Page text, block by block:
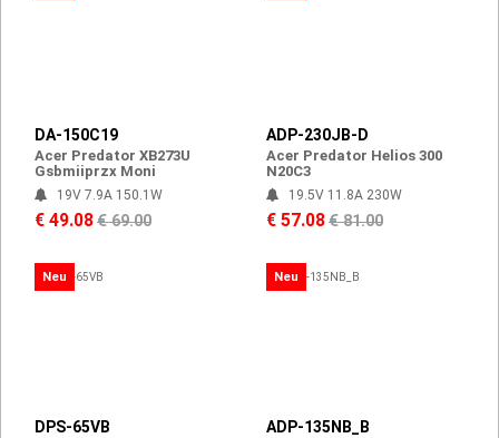
DA-150C19
Acer Predator XB273U
Gsbmiiprzx Moni
19V 7.9A 150.1W
€ 49.08€ 69.00
ADP-230JB-D
Acer Predator Helios 300
N20C3
19.5V 11.8A 230W
€ 57.08€ 81.00
Neu
DPS-65VB
Neu
ADP-135NB_B